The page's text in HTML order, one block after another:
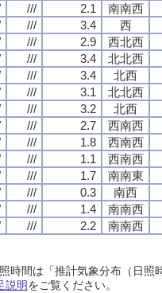
/// 2.1
南南西
/// 3.4
西
/// 2.9
西北西
/// 3.4
北北西
/// 3.4
北西
/// 3.1
北北西
/// 3.2
北西
/// 2.7
西南西
/// 1.8
西南西
/// 1.1
西南西
/// 1.7
南南東
/// 0.3
南西
/// 1.4
南南西
/// 2.2 南南西
時間は「推計気象分布（日
説明をご覧ください。